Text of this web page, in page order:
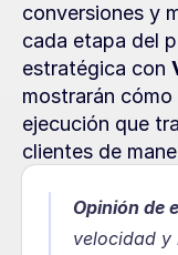
conversiones y
cada etapa del
estratégica con
mostrarán
ejecución que
clientes de
Opinión de
velocidad y